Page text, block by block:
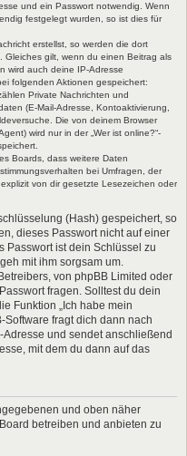
und ein Passwort notwendig. Wenn
festgelegt wurden, so ist dies für
erstellst, so werden die dort
gilt, wenn du einen Beitrag als
wird auch deine IP-Adresse
folgenden Aktionen gespeichert:
Private Nachrichten und
(E-Mail-Adresse, Kontoaktivierung,
Die von deinem Browser
wird nur in der „Wer ist online?“-
Boards, dass weitere Daten
bei Umfragen, der
von dir gesetzte Lesezeichen oder
(Hash) gespeichert, so
dieses Passwort nicht auf einer
Passwort ist dein Schlüssel zu
mit ihm sorgsam um.
von phpBB Limited oder
fragen. Solltest du dein
Funktion „Ich habe mein
Software fragt dich dann nach
und sendet anschließend
mit dem du dann auf das
und oben näher
betreiben und anbieten zu